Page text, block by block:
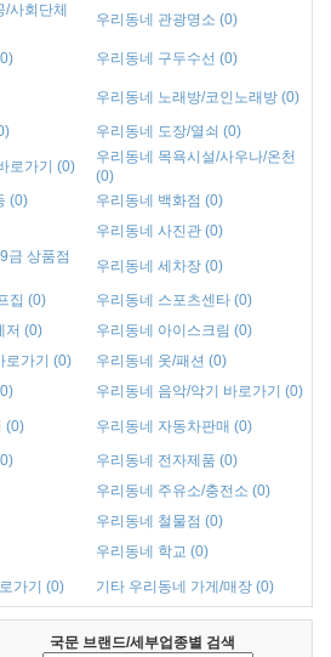
사회단체
우리동네 관광명소 (0)
우리동네 구두수선 (0)
우리동네 노래방/코인노래방 (0)
우리동네 도장/열쇠 (0)
로가기 (0)
우리동네 목욕시설/사우나/온천
(0)
(0)
우리동네 백화점 (0)
우리동네 사진관 (0)
금 상품점
우리동네 세차장 (0)
집 (0)
우리동네 스포츠센타 (0)
저 (0)
우리동네 아이스크림 (0)
로가기 (0)
우리동네 옷/패션 (0)
우리동네 음악/악기 바로가기 (0)
(0)
우리동네 자동차판매 (0)
우리동네 전자제품 (0)
우리동네 주유소/충전소 (0)
우리동네 철물점 (0)
우리동네 학교 (0)
가기 (0) 기타 우리동네 가게/매장 (0)
국문 브랜드/세부업종별 검색